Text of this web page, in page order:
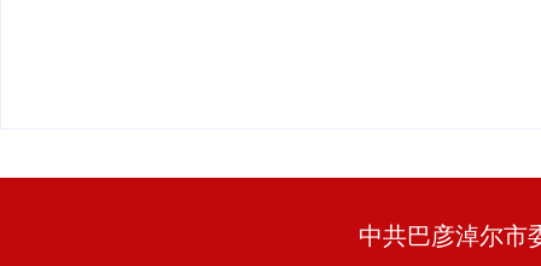
中共巴彦淖尔市